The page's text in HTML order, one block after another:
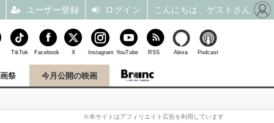
祭 今月公開の映画
※本サイトはアフィリエイト広告を利用しています
TikTok Facebook X Instagram YouTube RSS Alexa Podcast
ユーザー登録 ログイン こんにちは、ゲストさん